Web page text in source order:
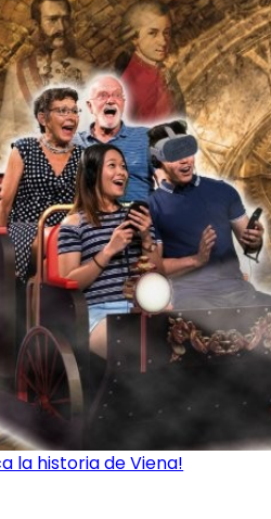
la historia de Viena!